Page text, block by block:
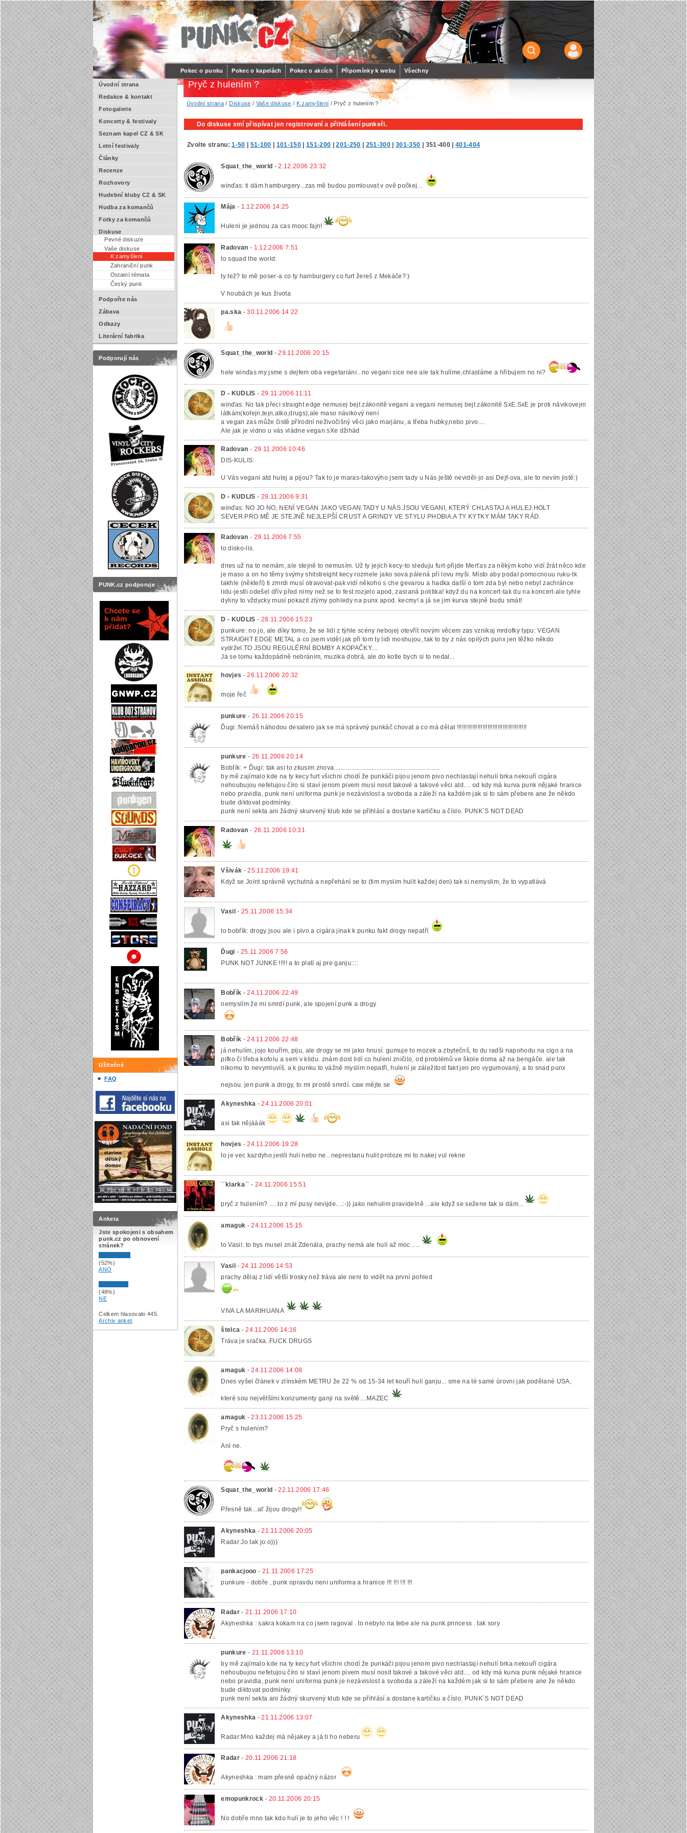
Pokec o punku Pokec o kapelách Pokec o akcích Připomínky k webu Všechny
Úvodní strana
Redakce & kontakt
Fotogalerie
Koncerty & festivaly
Seznam kapel CZ & SK
Letní festivaly
Články
Recenze
Rozhovory
Hudební kluby CZ & SK
Hudba za komančů
Fotky za komančů
Diskuse
Pevné diskuze
Vaše diskuse
K zamyšlení
Zahraniční punk
Ostatní témata
Český punk
Podpořte nás
Zábava
Odkazy
Literární fabrika
Podporují nás
PUNK.cz podporuje
Pryč z hulením ?
Úvodní strana / Diskuse / Vaše diskuse / K zamyšlení / Pryč z hulením ?
Užitečné
FAQ
Do diskuse smí přispívat jen registrovaní a přihlášení punkeři.
Zvolte stranu:1-50 51-100 101-150| 151-200 |201-250 251-300 |301-350 351-400| 401-404
Squat_the_world -2.12.2006 23:32
winďas: ti dám hamburgery...zas mě budou pomlouvat v ově počkej...
Mája - 1.12.2006 14:25
Huleni je jednou za cas mooc fajn!
Radovan - 1.12.2006 7:51
to squad the world:
ty tež? to mě poser-a co ty hamburgery co furt žereš z Mekáče?:)
V houbách je kus života
pa.ska -30.11.2006 14:22
Squat_the_world -29.11.2006 20:15
hele winďas my jsme s dejfem oba vegetariáni...no vegani sice nee ale tak hulíme,chlastáme a hřibujem no ni?
D - KUDLIS - 29.11.2006 11:11
winďas: No tak přeci straight edge nemusej bejt zákonitě vegani a vegani nemusej bejt zákonitě SxE.SxE je proti návikovejm
látkám(kofejn,tejn,alko,drugs),ale maso návikový není
a vegan zas může čistě přírodní neživočišný věci jako marjánu, a třeba hubky,nebo pivo....
Ale jak je vidno u vás vládne vegan sXe džihád
Radovan - 29.11.2006 10:46
DIS-KULIS:
U Vás vegani atd hulej a pijou? Tak to je maras-takovýho jsem tady u Nás ještě neviděl-jo asi Dejf-ova, ale to nevím jistě:)
D - KUDLIS - 29.11.2006 9:31
winďas: NO JO NO, NENÍ VEGAN JAKO VEGAN.TADY U NÁS JSOU VEGANI, KTERÝ CHLASTAJ A HULEJ.HOLT
SEVER.PRO MĚ JE STEJNĚ NEJLEPŠÍ CRUST A GRINDY VE STYLU PHOBIA.A TY KYTKY MÁM TAKY RÁD.
Radovan - 29.11.2006 7:55
to disko-lis.
dnes už na to nemám, ale stejně to nemusím. Už ty jejich kecy-to sleduju furt-přijde Merťas za někým koho vidí žrát něco kde
je maso a on ho těmy svýmy shitstreight kecy rozmele jako sova pálená při lovu myši. Místo aby podal pomocnouu ruku-tk
takhle (někteří) ti zmrdi musí otravovat-pak vidí někoho s che gevarou a hadka další o tom zda byl nebo nebyl zachránce
lidu-jestli odešel dřív před nimy než se to fest rozjelo apod, zasraná politika! když du na koncert-tak du na koncert-ale tyhle
dyliny to vždycky musí pokazit zlýmy pohledy na punx apod. kecmy! a já se jim kurva stejně budu smát!
D - KUDLIS - 28.11.2006 15:23
punkure: no jo, ale díky tomo, že se lidi z týhle scény nebojej otevřít novým věcem zas vznikaj mrdofky typu: VEGAN
STRAIGHT EDGE METAL a co jsem viděl jak při tom ty lidi moshujou, tak to by z nás opilých punx jen těžko někdo
vydržel.TO JSOU REGULÉRNÍ BOMBY A KOPAČKY....
Já se tomu každopádně nebránim, muzika dobrá, ale do kotle bych si to nedal...
hovjes -26.11.2006 20:32
moje řeč
punkure - 26.11.2006 20:15
Ďugi: Nemáš náhodou desatero jak se má správný punkáč chovat a co má dělat !!!!!!!!!!!!!!!!!!!!!!!!!!!!!!!!!!!!!!!!!
punkure - 26.11.2006 20:14
Bobřík: + Ďugi: tak asi to zkusim znova..............................................................
by mě zajímalo kde na ty kecy furt všichni chodí že punkáči pijou jenom pivo nechlastají nehulí brka nekouří cigára
nehoubujou nefetujou číro si staví jenom pivem musí nosit takové a takové věci atd.... od kdy má kurva punk nějaké hranice
nebo pravidla, punk není uniforma punk je nezávislost a svoboda a záleží na každém jak si to sám přebere ane že někdo
bude diktovat podmínky.
punk není sekta ani žádný skurvený klub kde se přihlásí a dostane kartičku a číslo. PUNK´S NOT DEAD
Radovan - 26.11.2006 10:31
Všivák -25.11.2006 19:41
Když se Joint správně vychutná a nepřehání se to (tim myslim hulit každej den) tak si nemyslim, že to vypatlává
Vasil -25.11.2006 15:34
to bobřík: drogy jsou ale i pivo a cigára jinak k punku fakt drogy nepatří
Ďugi - 25.11.2006 7:56
PUNK NOT JUNKE !!!!! a to platí aj pre ganju::::
Bobřík -24.11.2006 22:49
nemyslím že mi smrdí punk, ale spojení punk a drogy
Bobřík -24.11.2006 22:48
já nehulím, jojo kouřím, piju, ale drogy se mi jako hnusí. gumuje to mozek a zbytečnš, to du radši napohodu na cigo a na
pifko či třeba kofolu a sem v klidu. znám dost lidí co hulení zničilo, od problémů ve škole doma až na bengáče. ale tak
nikomu to nevymluvíš. a k punku to vážně myslím nepatří, hulení je záležitost fakt jen pro vygumovaný, a to snad punx
nejsou. jen punk a drogy, to mi prostě smrdí. caw mějte se
Akyneshka -24.11.2006 20:01
asi tak nějááák
hovjes -24.11.2006 19:28
to je vec kazdyho jestli huli nebo ne...neprestanu hulit protoze mi to nakej vul rekne
¨¨klarka¨¨ - 24.11.2006 15:51
pryč z hulením? .....to z mí pusy nevijde....:-)) jako nehulim pravidelně ...ale když se sežene tak si dám...
amaguk -24.11.2006 15:15
to Vasil: to bys musel znát Zdenála, prachy nemá ale hulí až moc......
Vasil -24.11.2006 14:53
prachy dělaj z lidí větší trosky než tráva ale neni to vidět na první pohled
VIVA LA MARIHUANA
štelca -24.11.2006 14:16
Tráva je sračka..FUCK DRUGS
amaguk -24.11.2006 14:08
Dnes vyšel článek v zlínském METRU že 22 % od 15-34 let kouří hulí ganju... sme na té samé úrovni jak podělané USA,
které sou největšími konzumenty ganji na světě....MAZEC
amaguk -23.11.2006 15:25
Pryč s hulením?
Ani ne.
Squat_the_world -22.11.2006 17:46
Přesně tak...ať žijou drogy!!
Akyneshka -21.11.2006 20:05
Radar:Jo tak jo:o)))
pankacjooo - 21.11.2006 17:25
punkure - dobře , punk opravdu neni uniforma a hranice !!! !!! !!! !!!
Radar -21.11.2006 17:10
Akyneshka : sakra kokam na co jsem ragoval . to nebylo na tebe ale na punk.princess . tak sory
punkure - 21.11.2006 13:10
by mě zajímalo kde na ty kecy furt všichni chodí že punkáči pijou jenom pivo nechlastají nehulí brka nekouří cigára
nehoubujou nefetujou číro si staví jenom pivem musí nosit takové a takové věci atd.... od kdy má kurva punk nějaké hranice
nebo pravidla, punk není uniforma punk je nezávislost a svoboda a záleží na každém jak si to sám přebere ane že někdo
bude diktovat podmínky.
punk není sekta ani žádný skurvený klub kde se přihlásí a dostane kartičku a číslo. PUNK´S NOT DEAD
Akyneshka -21.11.2006 13:07
Radar:Mno každej má nějakey a já ti ho neberu
Radar -20.11.2006 21:18
Akyneshka : mam přesně opačný názor
emopunkrock -20.11.2006 20:15
No dobře mno tak kdo hulí je to jeho věc ! ! !
Anketa
Jste spokojeni s obsahem
punk.cz po obnovení
stránek?
(52%)
ANO
(48%)
NE
Celkem hlasovalo 445.
Archiv anket